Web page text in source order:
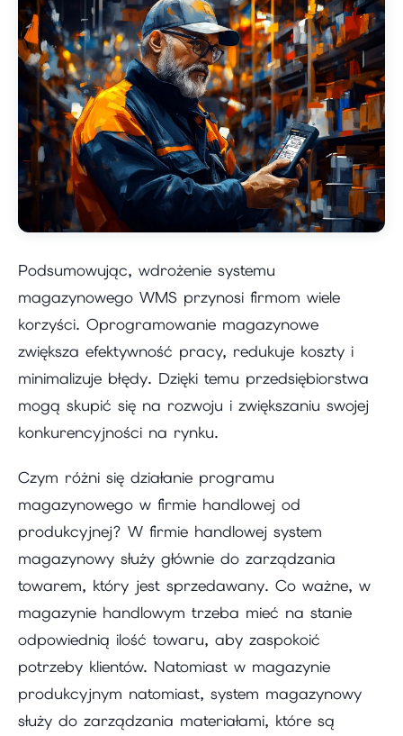
Podsumowując, wdrożenie systemu
magazynowego WMS przynosi firmom wiele
korzyści. Oprogramowanie magazynowe
zwiększa efektywność pracy, redukuje koszty i
minimalizuje błędy. Dzięki temu przedsiębiorstwa
mogą skupić się na rozwoju i zwiększaniu swojej
konkurencyjności na rynku.
Czym różni się działanie programu
magazynowego w firmie handlowej od
produkcyjnej? W firmie handlowej system
magazynowy służy głównie do zarządzania
towarem, który jest sprzedawany. Co ważne, w
magazynie handlowym trzeba mieć na stanie
odpowiednią ilość towaru, aby zaspokoić
potrzeby klientów. Natomiast w magazynie
produkcyjnym natomiast, system magazynowy
służy do zarządzania materiałami, które są